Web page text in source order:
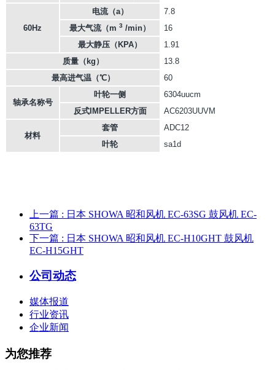
60Hz
电流（a）
7.8
最大气流（m 3 /min）
16
最大静压（KPA）
1.91
质量（kg）
13.8
最高进气温（℃）
60
轴承名称号
叶轮一侧
6304uucm
反式IMPELLER方面
AC6203UUVM
材料
套管
ADC12
叶轮
sa1d
上一篇 : 日本 SHOWA 昭和风机 EC-63SG 鼓风机 EC-
63TG
下一篇 : 日本 SHOWA 昭和风机 EC-H10GHT 鼓风机
EC-H15GHT
公司动态
媒体报道
行业资讯
企业新闻
为您推荐